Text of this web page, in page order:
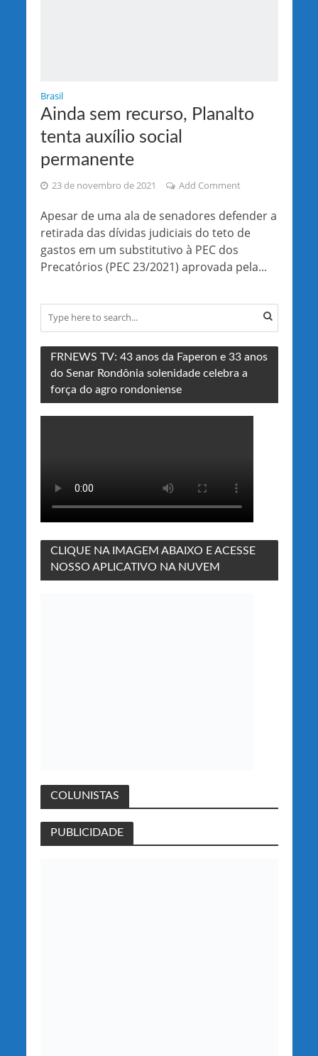
Brasil
Ainda sem recurso, Planalto
tenta auxílio social
permanente
23 de novembro de 2021 Add Comment
Apesar de uma ala de senadores defender a
retirada das dívidas judiciais do teto de
gastos em um substitutivo à PEC dos
Precatórios (PEC 23/2021) aprovada pela...
FRNEWS TV: 43 anos da Faperon e 33 anos
do Senar Rondônia solenidade celebra a
força do agro rondoniense
CLIQUE NA IMAGEM ABAIXO E ACESSE
NOSSO APLICATIVO NA NUVEM
COLUNISTAS
PUBLICIDADE